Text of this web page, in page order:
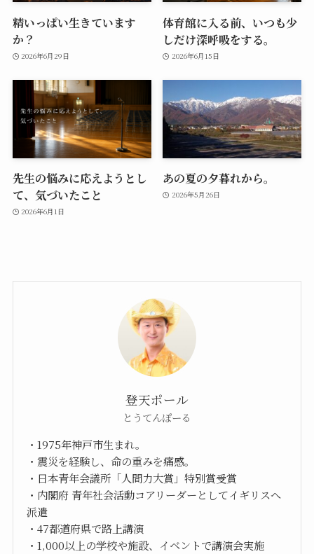
精いっぱい生きています
か？
2026年6月29日
体育館に入る前、いつも少
しだけ深呼吸をする。
2026年6月15日
先生の悩みに応えようとし
て、気づいたこと
2026年6月1日
あの夏の夕暮れから。
2026年5月26日
登天ポール
とうてんぽーる
・1975年神戸市生まれ。
・震災を経験し、命の重みを痛感。
・日本青年会議所「人間力大賞」特別賞受賞
・内閣府 青年社会活動コアリーダーとしてイギリスへ
派遣
・47都道府県で路上講演
・1,000以上の学校や施設、イベントで講演会実施